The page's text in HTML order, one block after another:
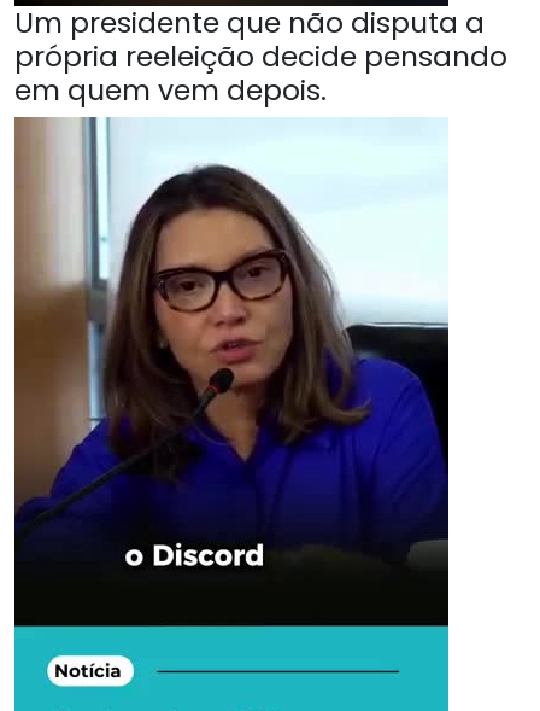
Um presidente que não disputa a
própria reeleição decide pensando
em quem vem depois.